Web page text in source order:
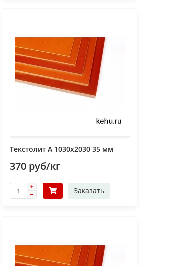
Текстолит А 1030х2030 35 мм
370 руб/кг
Заказать